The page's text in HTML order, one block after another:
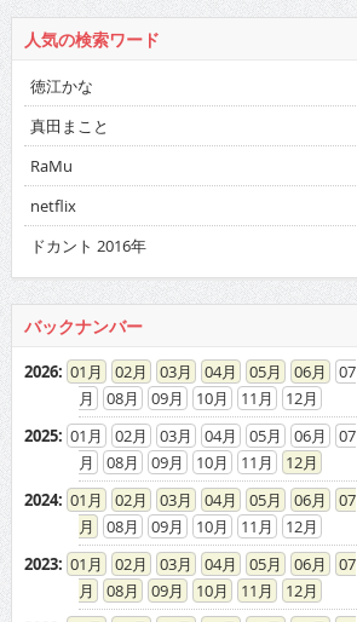
人気の検索ワード
徳江かな
真田まこと
RaMu
netflix
ドカント 2016年
バックナンバー
2026: 01 02 03 04 05 06
07
08
09 10 11
12
2025: 01 02 03 04 05 06
07
08
09 10 11
12
2024: 01 02 03 04 05 06
07
08
09 10 11
12
2023: 01 02 03 04 05 06
07
08
09 10 11
12